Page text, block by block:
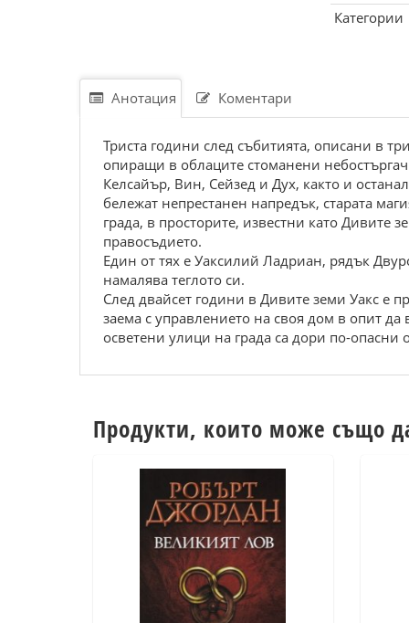
Категории
Анотация Коментари
Триста години след събитията, описани в
опиращи в облаците стоманени
Келсайър, Вин, Сейзед и Дух, както и
бележат непрестанен напредък, старата
града, в просторите, известни като Дивите
правосъдието.
Един от тях е Уаксилий Ладриан, рядък
намалява теглото си.
След двайсет години в Дивите земи Уакс е
заема с управлението на своя дом в опит
осветени улици на града са дори по-
Продукти, които може също